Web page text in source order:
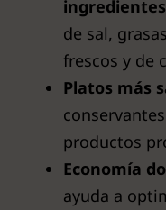
de sal,
frescos y de
Platos más
productos
Economía
ayuda a